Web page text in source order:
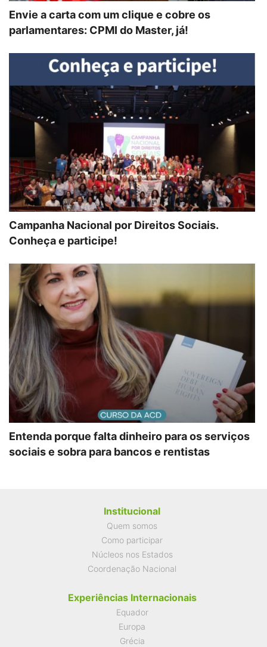
Envie a carta com um clique e cobre os
parlamentares: CPMI do Master, já!
Campanha Nacional por Direitos Sociais.
Conheça e participe!
Entenda porque falta dinheiro para os serviços
sociais e sobra para bancos e rentistas
Institucional
Quem somos
Como participar
Núcleos nos Estados
Coordenação Nacional
Experiências Internacionais
Equador
Europa
Grécia